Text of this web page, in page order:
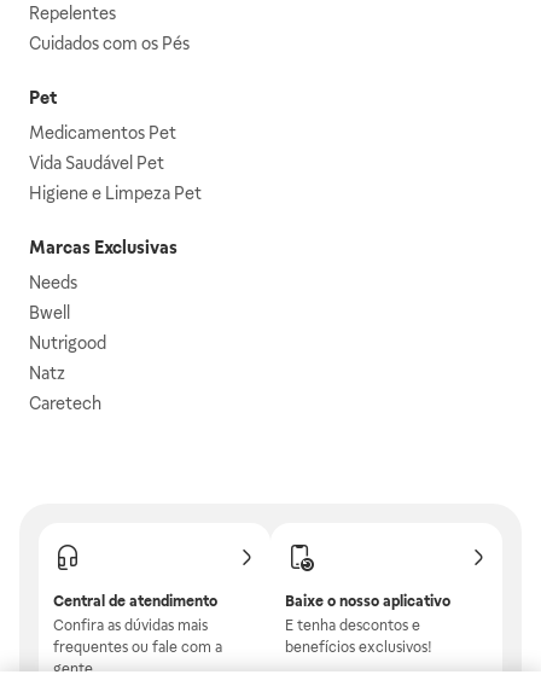
Repelentes
Cuidados com os Pés
Pet
Medicamentos Pet
Vida Saudável Pet
Higiene e Limpeza Pet
Marcas Exclusivas
Needs
Bwell
Nutrigood
Natz
Caretech
Central de atendimento
Confira as dúvidas mais
frequentes ou fale com a
gente.
Baixe o nosso aplicativo
E tenha descontos e
benefícios exclusivos!